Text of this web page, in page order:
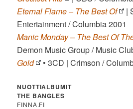
Eternal Flame – The Best Of
|
Entertainment / Columbia 2001
Manic Monday – The Best Of
Demon Music Group / Music
Gold
• 3CD | Crimson /
NUOTTIALBUMIT
THE BANGLES
FINNA.FI